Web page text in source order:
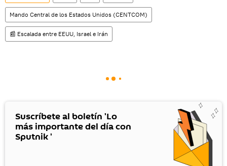
Mando Central de los Estados Unidos (CENTCOM)
📰 Escalada entre EEUU, Israel e Irán
Suscríbete al boletín 'Lo
más importante del día con
Sputnik '